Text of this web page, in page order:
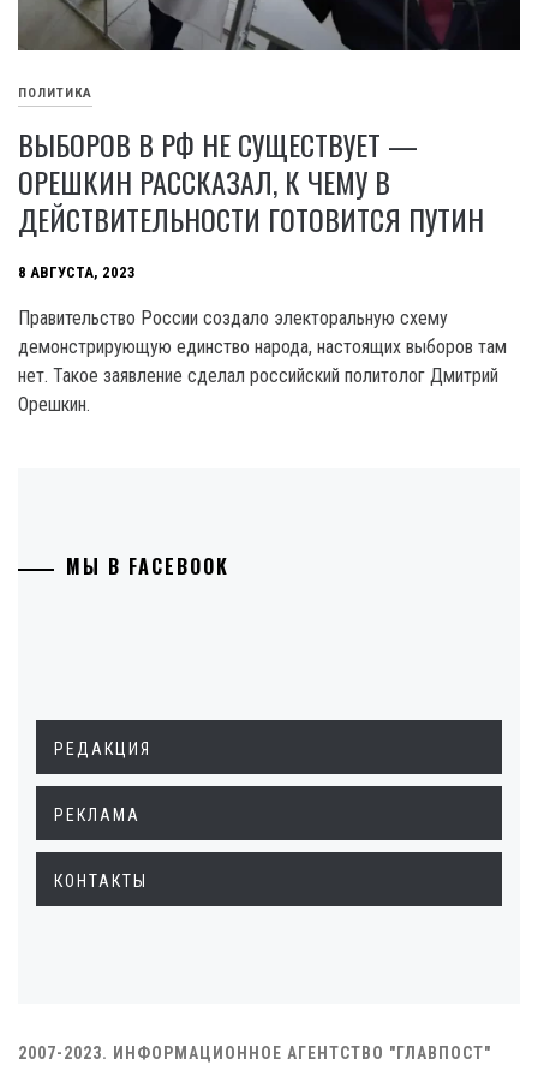
ПОЛИТИКА
ВЫБОРОВ В РФ НЕ СУЩЕСТВУЕТ —
ОРЕШКИН РАССКАЗАЛ, К ЧЕМУ В
ДЕЙСТВИТЕЛЬНОСТИ ГОТОВИТСЯ ПУТИН
8 АВГУСТА, 2023
Правительство России создало электоральную схему
демонстрирующую единство народа, настоящих выборов там
нет. Такое заявление сделал российский политолог Дмитрий
Орешкин.
МЫ В FACEBOOK
РЕДАКЦИЯ
РЕКЛАМА
КОНТАКТЫ
2007-2023. ИНФОРМАЦИОННОЕ АГЕНТСТВО "ГЛАВПОСТ"